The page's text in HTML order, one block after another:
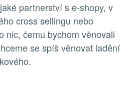
partnerství s e-shopy, v
cross sellingu nebo
nic, čemu bychom věnovali
se spíš věnovat ladění